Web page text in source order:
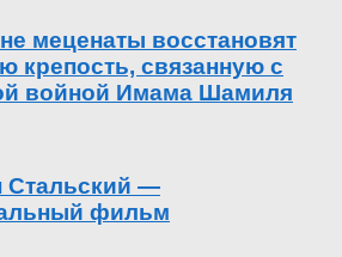
меценаты восстановят
крепость, связанную с
войной Имама Шамиля
Стальский —
фильм